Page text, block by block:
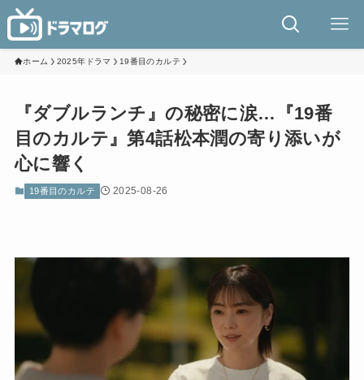
ホーム 2025年ドラマ 19番目のカルテ
『ダブルランチ』の秘密に涙…『19番
目のカルテ』第4話松本潤の寄り添いが
心に響く
19番目のカルテ 2025-08-26